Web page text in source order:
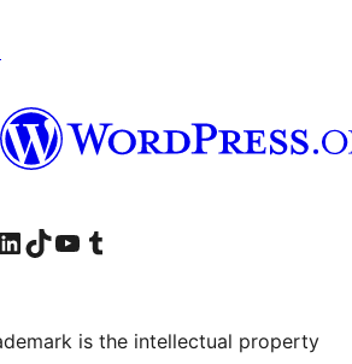
konto
Besøk vår LinkedIn-konto
Visit our TikTok account
Visit our YouTube channel
Visit our Tumblr account
is the intellectual property